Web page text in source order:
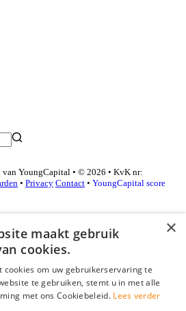
YoungCapital • © 2026 • KvK nr:
• Privacy Contact • YoungCapital score
×
maakt gebruik
cookies.
cookies om uw gebruikerservaring te
te gebruiken, stemt u in met alle
met ons Cookiebeleid. Lees verder